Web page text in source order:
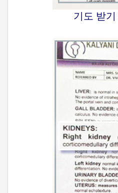
기도 받